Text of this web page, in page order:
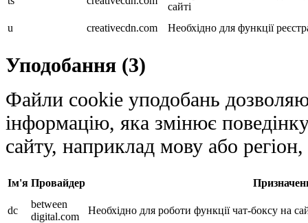
сайті
u
creativecdn.com Необхідно для функції
Уподобання (3)
Файли cookie уподобань
інформацію, яка змінює
сайту, наприклад мову або
Ім'я Провайдер
dc
between
digital.com
Необхідно для роботи функції чат-боксу на